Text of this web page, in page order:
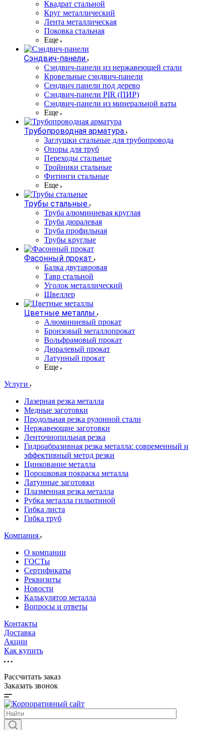
Квадрат стальной
Круг металлический
Лента металлическая
Поковка стальная
Еще
Сэндвич-панели
Cэндвич-панели из нержавеющей стали
Кровельные сэндвич-панели
Сендвич панели под дерево
Сэндвич-панели PIR (ПИР)
Сэндвич-панели из минеральной ваты
Еще
Трубопроводная арматура
Заглушки стальные для трубопровода
Опоры для труб
Переходы стальные
Тройники стальные
Фитинги стальные
Еще
Трубы стальные
Труба алюминиевая круглая
Труба дюралевая
Труба профильная
Трубы круглые
Фасонный прокат
Балка двутавровая
Тавр стальной
Уголок металлический
Швеллер
Цветные металлы
Алюминиевый прокат
Бронзовый металлопрокат
Вольфрамовый прокат
Дюралевый прокат
Латунный прокат
Еще
Услуги
Лазерная резка металла
Медные заготовки
Продольная резка рулонной стали
Нержавеющие заготовки
Ленточнопильная резка
Гидроабразивная резка металла: современный и
эффективный метод резки
Цинкование металла
Порошковая покраска металла
Латунные заготовки
Плазменная резка металла
Рубка металла гильотиной
Гибка листа
Гибка труб
Компания
О компании
ГОСТы
Сертификаты
Реквизиты
Новости
Калькулятор металла
Вопросы и ответы
Контакты
Доставка
Акции
Как купить
Рассчитать заказ
Заказать звонок